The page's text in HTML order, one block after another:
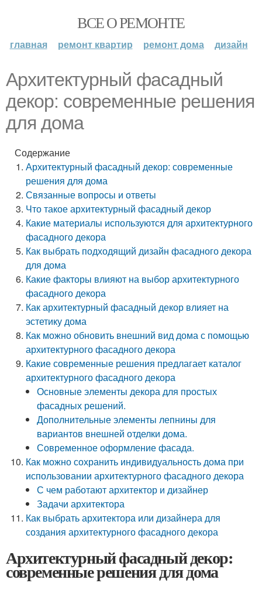
ВСЕ О РЕМОНТЕ
главная ремонт квартир ремонт дома дизайн
Архитектурный фасадный
декор: современные решения
для дома
Содержание
Архитектурный фасадный декор: современные
решения для дома
Связанные вопросы и ответы
Что такое архитектурный фасадный декор
Какие материалы используются для архитектурного
фасадного декора
Как выбрать подходящий дизайн фасадного декора
для дома
Какие факторы влияют на выбор архитектурного
фасадного декора
Как архитектурный фасадный декор влияет на
эстетику дома
Как можно обновить внешний вид дома с помощью
архитектурного фасадного декора
Какие современные решения предлагает каталог
архитектурного фасадного декора
Основные элементы декора для простых
фасадных решений.
Дополнительные элементы лепнины для
вариантов внешней отделки дома.
Современное оформление фасада.
Как можно сохранить индивидуальность дома при
использовании архитектурного фасадного декора
С чем работают архитектор и дизайнер
Задачи архитектора
Как выбрать архитектора или дизайнера для
создания архитектурного фасадного декора
Архитектурный фасадный декор:
современные решения для дома